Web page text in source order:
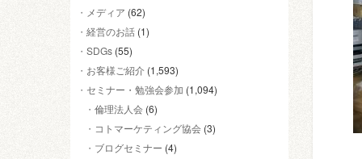
メディア (62)
経営のお話 (1)
SDGs (55)
お客様ご紹介 (1,593)
セミナー・勉強会参加 (1,094)
倫理法人会 (6)
コトマーケティング協会 (3)
ブログセミナー (4)